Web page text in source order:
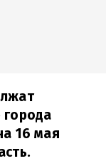
города
16 мая